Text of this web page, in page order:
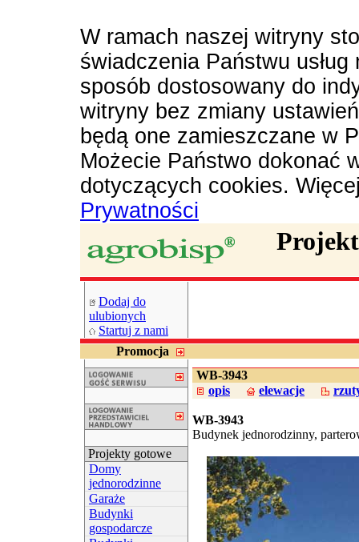
W ramach naszej witryny
świadczenia Państwu
sposób dostosowany do
witryny bez zmiany
będą one zamieszczane w
Możecie Państwo dokonać
dotyczących cookies.
Prywatności
Dodaj do
ulubionych
Startuj z nami
Promocja
Projekty gotowe
Domy
jednorodzinne
Garaże
Budynki
gospodarcze
WB-3943
opis
elewacje
WB-3943
Budynek jednorodzinny,